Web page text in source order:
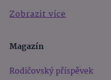
Zobrazit více
Magazín
Rodičovský příspěvek